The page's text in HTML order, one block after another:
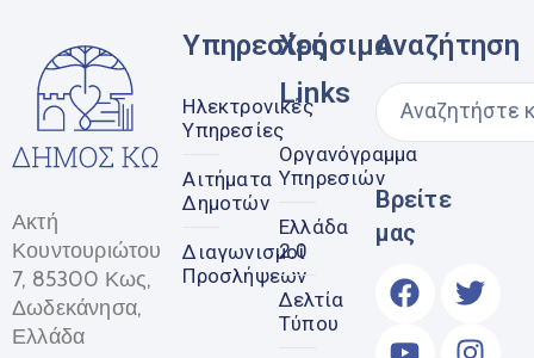
Ακτή
Κουντουριώτου
7, 85300 Κως,
Δωδεκάνησα,
Ελλάδα
Υπηρεσίες
Ηλεκτρονικές
Υπηρεσίες
Αιτήματα
Δημοτών
Διαγωνισμοί
Προσλήψεων
Χρήσιμα
Links
Οργανόγραμμα
Υπηρεσιών
Ελλάδα
2.0
Δελτία
Τύπου
Αναζήτηση
Βρείτε
μας